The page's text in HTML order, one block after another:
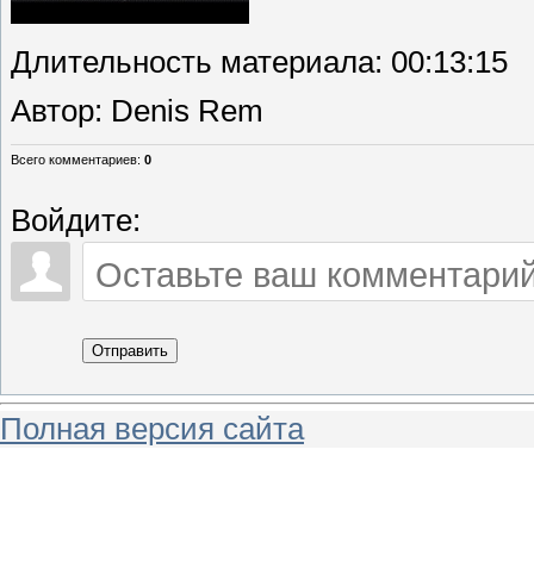
Длительность материала: 00:13:15
Автор: Denis Rem
Всего комментариев: 0
Войдите:
Отправить
Полная версия сайта